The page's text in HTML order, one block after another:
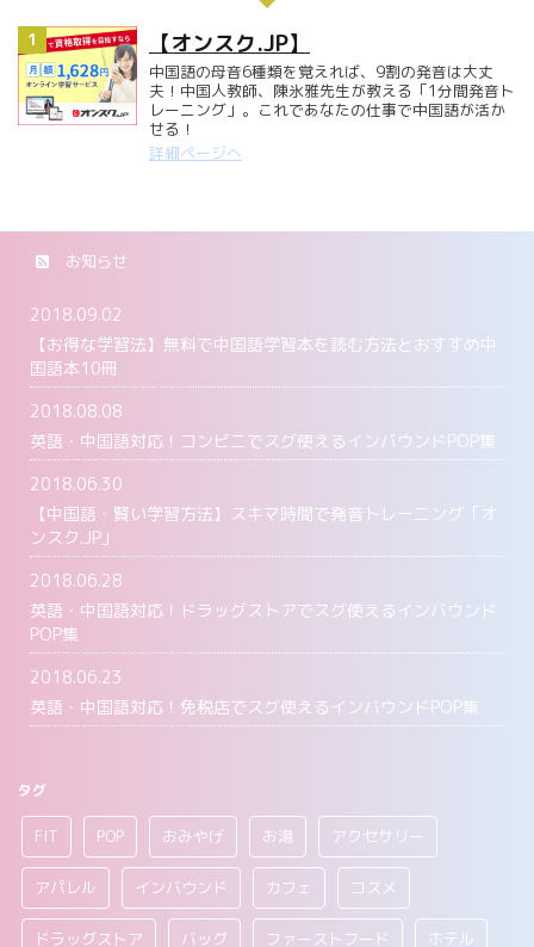
1 【オンスク.JP】
中国語の母音6種類を覚えれば、9割の発音は大丈
夫！中国人教師、陳氷雅先生が教える「1分間発音ト
レーニング」。これであなたの仕事で中国語が活か
せる！
詳細ページへ
お知らせ
2018.09.02
【お得な学習法】無料で中国語学習本を読む方法とおすすめ中
国語本10冊
2018.08.08
英語・中国語対応！コンビニでスグ使えるインバウンドPOP集
2018.06.30
【中国語・賢い学習方法】スキマ時間で発音トレーニング「オ
ンスク.JP」
2018.06.28
英語・中国語対応！ドラッグストアでスグ使えるインバウンド
POP集
2018.06.23
英語・中国語対応！免税店でスグ使えるインバウンドPOP集
タグ
FIT POP おみやげ お湯 アクセサリー
アパレル インバウンド カフェ コスメ
ドラッグストア バッグ ファーストフード ホテル